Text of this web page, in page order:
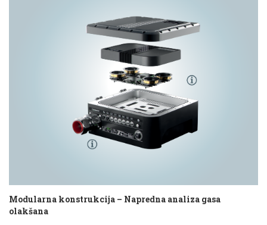
Modularna konstrukcija – Napredna analiza gasa
olakšana